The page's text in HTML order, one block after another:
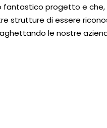
fantastico progetto e che,
strutture di essere
le nostre